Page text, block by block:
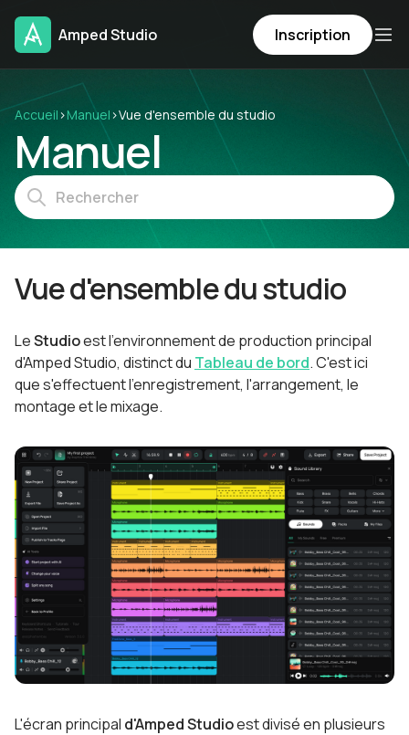
Amped Studio Inscription
Accueil ›Manuel ›Vue d'ensemble du studio
Manuel
Vue d'ensemble du studio
LeStudioest l'environnement de production principal
d'Amped Studio, distinct du Tableau de bord. C'est ici
que s'effectuent l'enregistrement, l'arrangement, le
montage et le mixage.
L'écran principal d'Amped Studioest divisé en plusieurs